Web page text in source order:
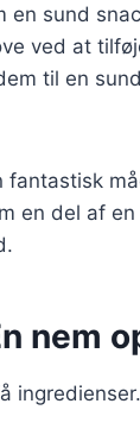
en sund
ved at
til en
fantastisk
en del af
nem